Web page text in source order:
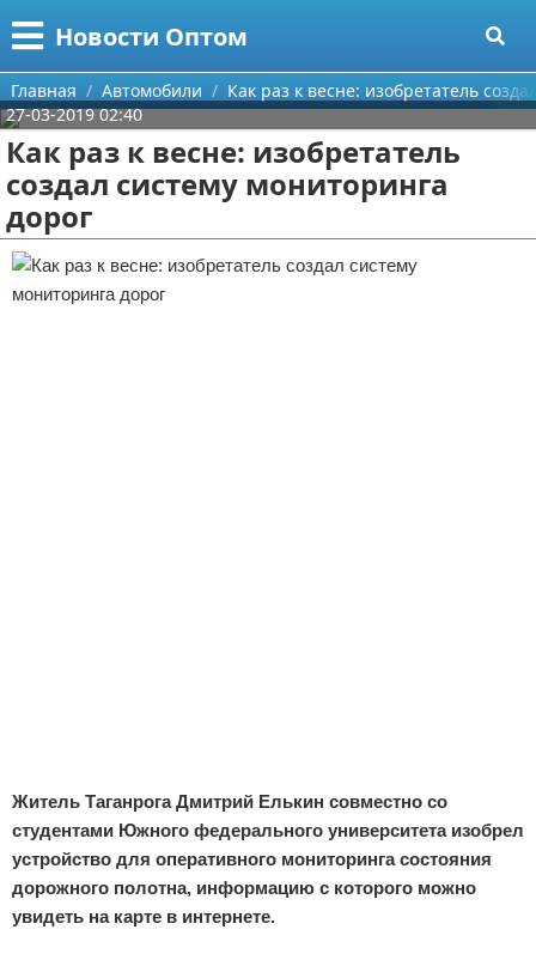
Новости Оптом
Меню
Главная
Категории
Информационные технологии
Автомобили
Знаменитости
Поиск
О проекте
Контакты
Главная Автомобили
Как раз к весне: изобретатель
27-03-2019 02:40
Как раз к весне: изобретатель
создал систему мониторинга
дорог
Житель Таганрога Дмитрий Елькин совместно со
студентами Южного федерального университета изобрел
устройство для оперативного мониторинга состояния
дорожного полотна, информацию с которого можно
увидеть на карте в интернете.